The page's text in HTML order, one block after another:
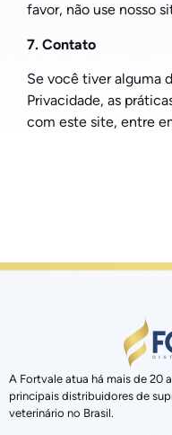
favor, não use nosso
7. Contato
Se você tiver alguma
Privacidade, as
com este site, entre
A Fortvale atua há mais de 20
principais distribuidores de
veterinário no Brasil.